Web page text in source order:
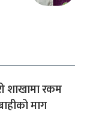
शाखामा रकम
माग